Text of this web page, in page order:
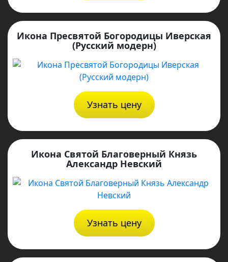
Икона Пресвятой Богородицы Иверская
(Русский модерн)
Узнать цену
Икона Святой Благоверный Князь
Александр Невский
Узнать цену